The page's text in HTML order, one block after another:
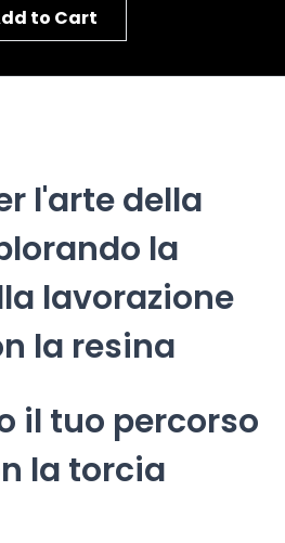
to Cart
l'arte della
la
lavorazione
la resina
il tuo percorso
la torcia